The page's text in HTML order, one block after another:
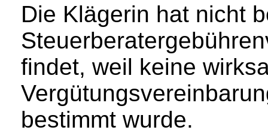
Die Klägerin hat nicht
findet, weil keine
bestimmt wurde.